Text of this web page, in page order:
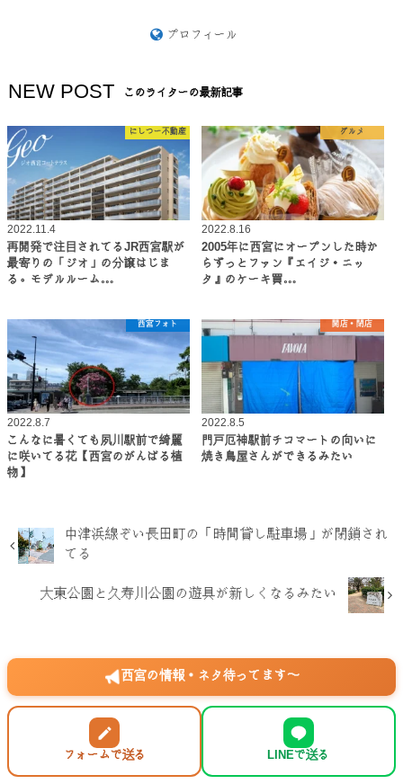
プロフィール
NEW POST このライターの最新記事
にしつー不動産
2022.11.4
再開発で注目されてるJR西宮駅が
最寄りの「ジオ」の分譲はじま
る。モデルルーム…
グルメ
2022.8.16
2005年に西宮にオープンした時か
らずっとファン『エイジ・ニッ
タ』のケーキ買…
西宮フォト
2022.8.7
こんなに暑くても夙川駅前で綺麗
に咲いてる花【西宮のがんばる植
物】
開店・閉店
2022.8.5
門戸厄神駅前チコマートの向いに
焼き鳥屋さんができるみたい
中津浜線ぞい長田町の「時間貸し駐車場」が閉鎖され
てる
大東公園と久寿川公園の遊具が新しくなるみたい
西宮の情報・ネタ待ってます〜
フォームで送る LINEで送る